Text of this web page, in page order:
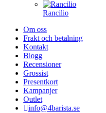
Rancilio
Om oss
Frakt och betalning
Kontakt
Blogg
Recensioner
Grossist
Presentkort
Kampanjer
Outlet
info@4barista.se